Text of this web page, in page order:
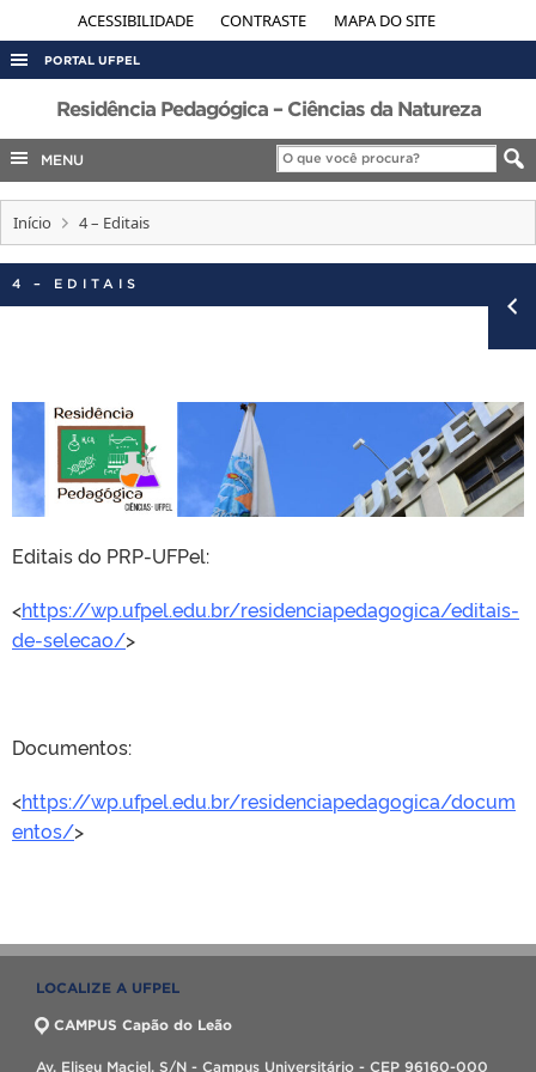
ACESSIBILIDADE CONTRASTE MAPA DO SITE
PORTAL UFPEL
ACESSO À INFORMAÇÃO
AUDITORIA
COBALTO
CONCURSOS
EDITAIS
INTERNACIONAL
TELEFONES
Residência Pedagógica – Ciências da Natureza
MENU
Início 4 – Editais
4 – EDITAIS
Editais do PRP-UFPel:
<https://wp.ufpel.edu.br/residenciapedagogica/editais-
de-selecao/>
Documentos:
<https://wp.ufpel.edu.br/residenciapedagogica/docum
entos/>
LOCALIZE A UFPEL
CAMPUS Capão do Leão
Av. Eliseu Maciel, S/N - Campus Universitário - CEP 96160-000